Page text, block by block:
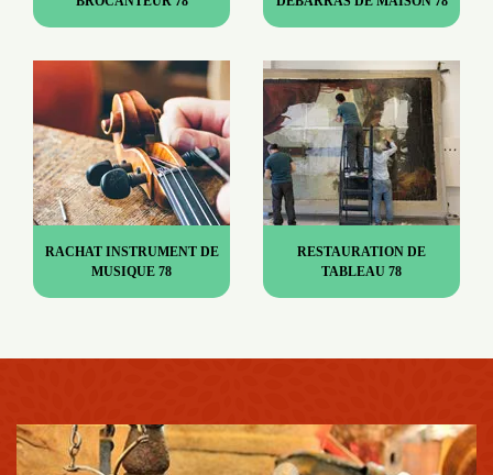
RACHAT INSTRUMENT DE
MUSIQUE 78
RESTAURATION DE
TABLEAU 78